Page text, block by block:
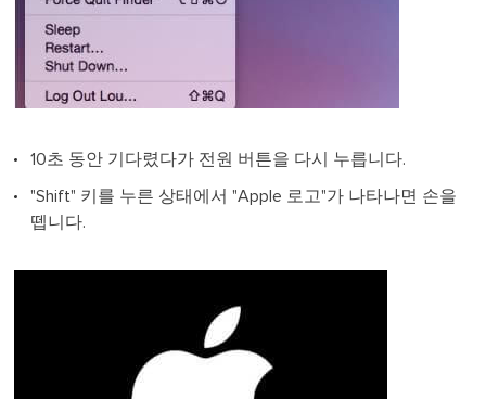
10초 동안 기다렸다가 전원 버튼을 다시 누릅니다.
"Shift" 키를 누른 상태에서 "Apple 로고"가 나타나면 손을
뗍니다.